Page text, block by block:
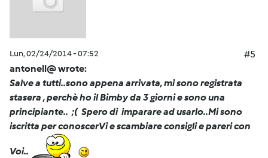
Lun, 02/24/2014 - 07:52
#5
antonell@ wrote:
Salve a tutti..sono appena arrivata, mi sono registrata
stasera , perchè ho il Bimby da 3 giorni e sono una
principiante.. ;( Spero di imparare ad usarlo..Mi sono
iscritta per conoscerVi e scambiare consigli e pareri con
Voi..